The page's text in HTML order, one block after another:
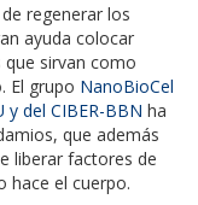
regenerar los
ayuda colocar
sirvan como
El grupo NanoBioCel
y del CIBER-BBN ha
que además
liberar factores de
hace el cuerpo.